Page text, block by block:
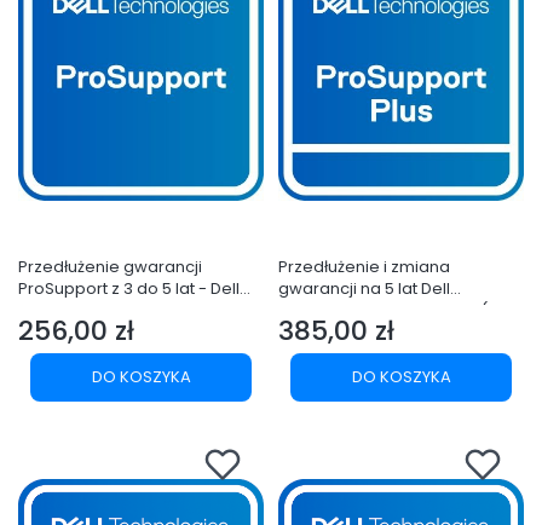
Przedłużenie gwarancji
ProSupport z 3 do 5 lat - Dell
QC24250,24 QC24251,Micro
QCM1255 QCM1250,Slim
QCS1250 QCS1255,Tower
QCT1250 QCT1255
Cena
256,00 zł
DO KOSZYKA
Przedłużenie i zmiana
gwarancji na 5 lat Dell
ProSupport Plus – z 3 lata (z
ProSupport) - Deskt. 24 All-in-
One QC24250,24
QC24251,Micro QCM1255
QCM1250,Slim QCS1250
Cena
385,00 zł
DO KOSZYKA